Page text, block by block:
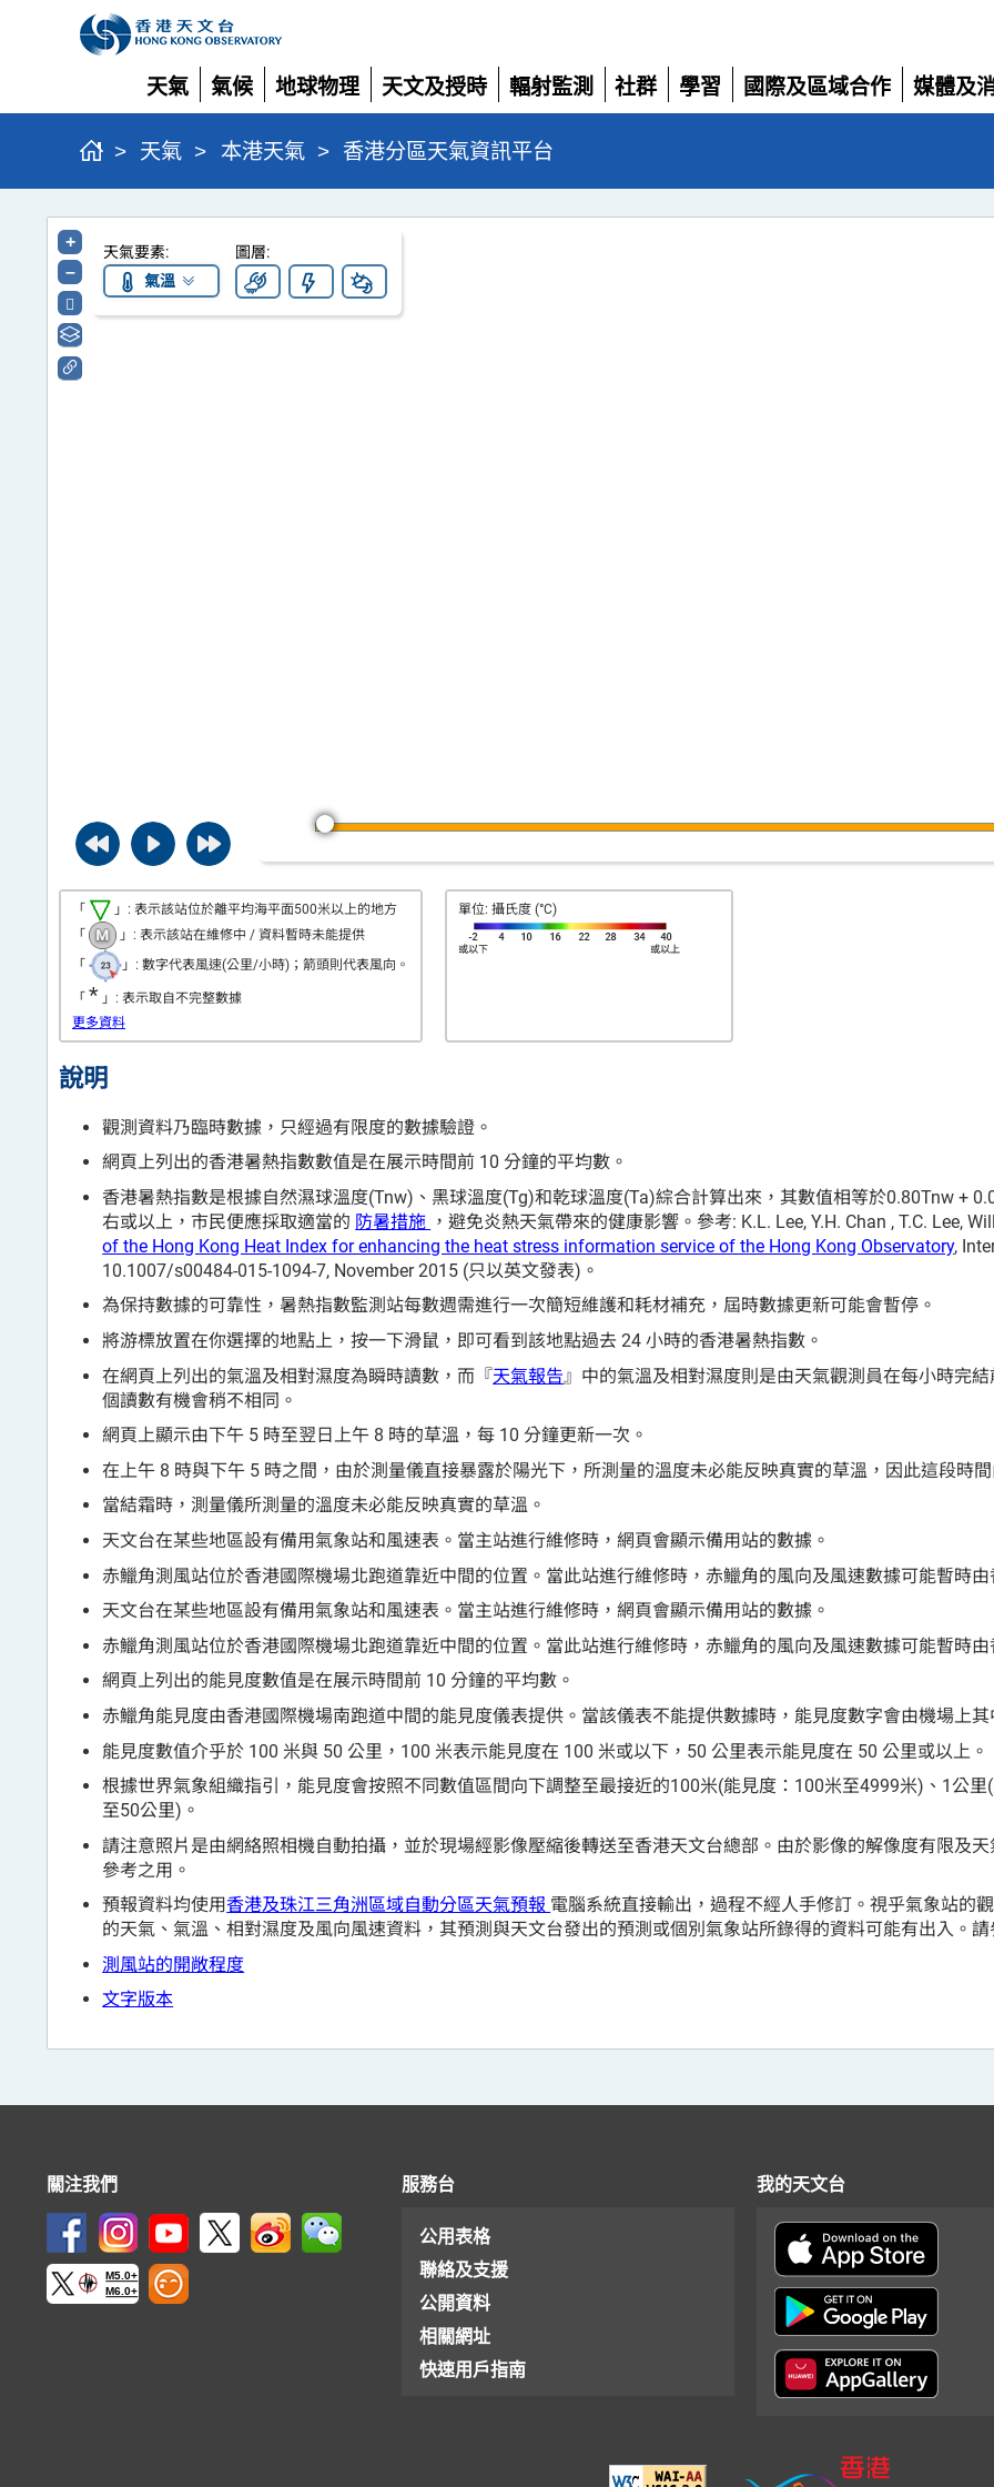
天氣
展開
氣候
展開
地球物理
展開
天文及授時
展開
輻射監測
展開
社群
展開
學習
展開
國際及區域合作
展開
媒體及
展開
> 天氣 > 本港天氣 > 香港分區天氣資訊平台
香
港
分
區
天
天氣要素:
氣溫
圖層:
+
–
「
」: 表示該站位於離平均海平面500米以上的地方
「
」: 表示該站在維修中 / 資料暫時未能提供
「
」: 數字代表風速(公里/小時)；箭頭則代表風向。
「 * 」: 表示取自不完整數據
更多資料
單位: 攝氏度 (°C)
說明
觀測資料乃臨時數據，只經過有限度的數據驗證。
網頁上列出的香港暑熱指數數值是在展示時間前 10 分鐘的平均數。
香港暑熱指數是根據自然濕球溫度(Tnw)、黑球溫度(Tg)和乾球溫度(Ta)綜合計算出來，其數值相等於0.80Tnw +
右或以上，市民便應採取適當的 防暑措施 ，避免炎熱天氣帶來的健康影響。參考: K.L. Lee, Y.H. Chan , T.C. Lee,
of the Hong Kong Heat Index for enhancing the heat stress information service of the Hong Kong Observatory,
10.1007/s00484-015-1094-7, November 2015 (只以英文發表)。
為保持數據的可靠性，暑熱指數監測站每數週需進行一次簡短維護和耗材補充，屆時數據更新可能會暫停。
將游標放置在你選擇的地點上，按一下滑鼠，即可看到該地點過去 24 小時的香港暑熱指數。
在網頁上列出的氣溫及相對濕度為瞬時讀數，而『天氣報告』中的氣溫及相對濕度則是由天氣觀測員在每小時完
個讀數有機會稍不相同。
網頁上顯示由下午 5 時至翌日上午 8 時的草溫，每 10 分鐘更新一次。
在上午 8 時與下午 5 時之間，由於測量儀直接暴露於陽光下，所測量的溫度未必能反映真實的草溫，因此這段時
當結霜時，測量儀所測量的溫度未必能反映真實的草溫。
天文台在某些地區設有備用氣象站和風速表。當主站進行維修時，網頁會顯示備用站的數據。
赤鱲角測風站位於香港國際機場北跑道靠近中間的位置。當此站進行維修時，赤鱲角的風向及風速數據可能暫時
天文台在某些地區設有備用氣象站和風速表。當主站進行維修時，網頁會顯示備用站的數據。
赤鱲角測風站位於香港國際機場北跑道靠近中間的位置。當此站進行維修時，赤鱲角的風向及風速數據可能暫時
網頁上列出的能見度數值是在展示時間前 10 分鐘的平均數。
赤鱲角能見度由香港國際機場南跑道中間的能見度儀表提供。當該儀表不能提供數據時，能見度數字會由機場上其
能見度數值介乎於 100 米與 50 公里，100 米表示能見度在 100 米或以下，50 公里表示能見度在 50 公里或以上。
根據世界氣象組織指引，能見度會按照不同數值區間向下調整至最接近的100米(能見度：100米至4999米)、1公
至50公里)。
請注意照片是由網絡照相機自動拍攝，並於現場經影像壓縮後轉送至香港天文台總部。由於影像的解像度有限及
參考之用。
預報資料均使用香港及珠江三角洲區域自動分區天氣預報 電腦系統直接輸出，過程不經人手修訂。視乎氣象站的
的天氣、氣溫、相對濕度及風向風速資料，其預測與天文台發出的預測或個別氣象站所錄得的資料可能有出入。
測風站的開敞程度
文字版本
關注我們
M5.0+
M6.0+
服務台
公用表格
聯絡及支援
公開資料
相關網址
快速用戶指南
我的天文台